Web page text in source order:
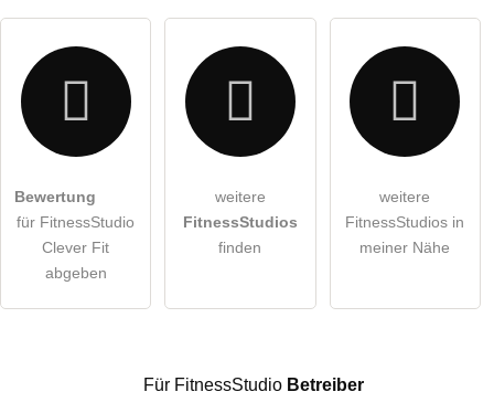
Hiermit akzeptiere ich dieAGB
DieDatenschutzerklärung habe ich zur Kenntnis genommen.
öffentliche Frage stellen
Besucher sichtbar
Bewertung
für FitnessStudio
Clever Fit
abgeben
weitere
FitnessStudios
finden
weitere
FitnessStudios in
meiner Nähe
Für FitnessStudio Betreiber